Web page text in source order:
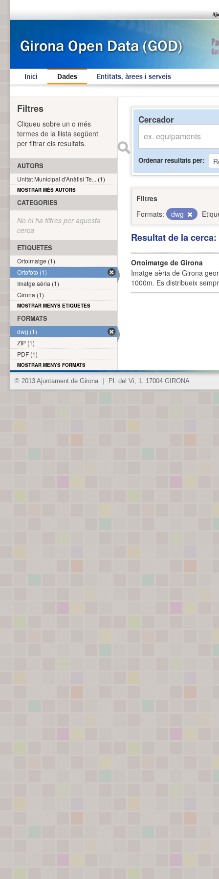
Inici Dades Entitats, àrees i serveis
Cercador
Ordenar resultats per
Filtres
Formats:
dwg
Resultat de la
Ortoimatge de Girona
Imatge aèria de Girona
1000m. Es distribueix
Filtres
Cliqueu sobre un o més
termes de la llista següent
per filtrar els resultats.
AUTORS
Unitat Municipal d'Anàlisi Te... (1)
MOSTRAR MÉS AUTORS
CATEGORIES
No hi ha filtres per aquesta
cerca
ETIQUETES
Ortoimatge (1)
Ortofoto (1)
Imatge aèria (1)
Girona (1)
MOSTRAR MENYS ETIQUETES
FORMATS
dwg (1)
ZIP (1)
PDF (1)
MOSTRAR MENYS FORMATS
© 2013 Ajuntament de Girona Pl. del Vi, 1. 17004 GIRONA